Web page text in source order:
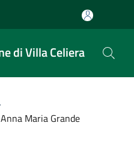
di Villa Celiera
Anna Maria Grande